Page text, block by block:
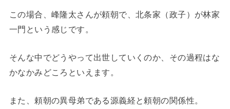
この場合、峰隆太さんが頼朝で、北条家（政子）が林家
一門という感じです。
そんな中でどうやって出世していくのか、その過程はな
かなかみどころといえます。
また、頼朝の異母弟である源義経と頼朝の関係性。